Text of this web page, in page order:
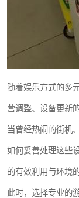
随着娱乐方式的多
营调整、设备更新
当曾经热闹的街机
如何妥善处理这些
的有效利用与环境
此时，选择专业的